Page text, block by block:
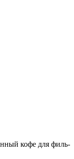
ко­фе для филь­